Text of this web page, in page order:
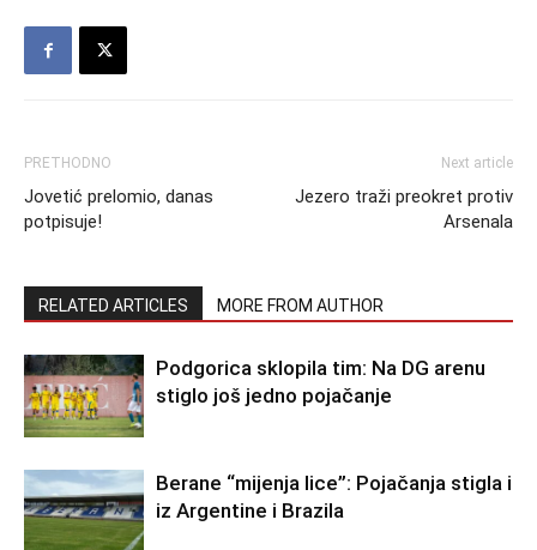
PRETHODNO
Jovetić prelomio, danas
potpisuje!
Next article
Jezero traži preokret protiv
Arsenala
RELATED ARTICLES MORE FROM AUTHOR
Podgorica sklopila tim: Na DG arenu
stiglo još jedno pojačanje
Berane “mijenja lice”: Pojačanja stigla i
iz Argentine i Brazila